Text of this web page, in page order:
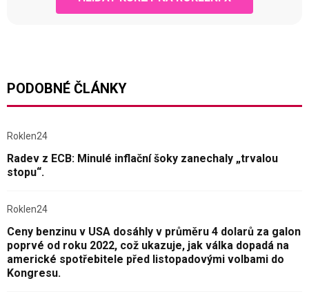
PODOBNÉ ČLÁNKY
Roklen24
Radev z ECB: Minulé inflační šoky zanechaly „trvalou
stopu“.
Roklen24
Ceny benzinu v USA dosáhly v průměru 4 dolarů za galon
poprvé od roku 2022, což ukazuje, jak válka dopadá na
americké spotřebitele před listopadovými volbami do
Kongresu.